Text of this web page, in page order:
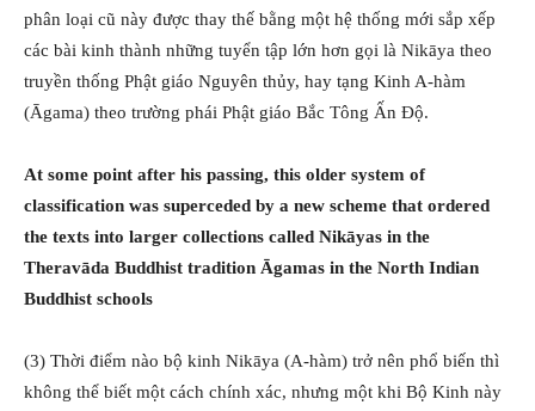
phân loại cũ này được thay thế bằng một hệ thống mới sắp xếp
các bài kinh thành những tuyển tập lớn hơn gọi là Nikāya theo
truyền thống Phật giáo Nguyên thủy, hay tạng Kinh A-hàm
(Āgama) theo trường phái Phật giáo Bắc Tông Ấn Độ.
At some point after his passing, this older system of
classification was superceded by a new scheme that ordered
the texts into larger collections called Nikāyas in the
Theravāda Buddhist tradition Āgamas in the North Indian
Buddhist schools
(3) Thời điểm nào bộ kinh Nikāya (A-hàm) trở nên phổ biến thì
không thể biết một cách chính xác, nhưng một khi Bộ Kinh này